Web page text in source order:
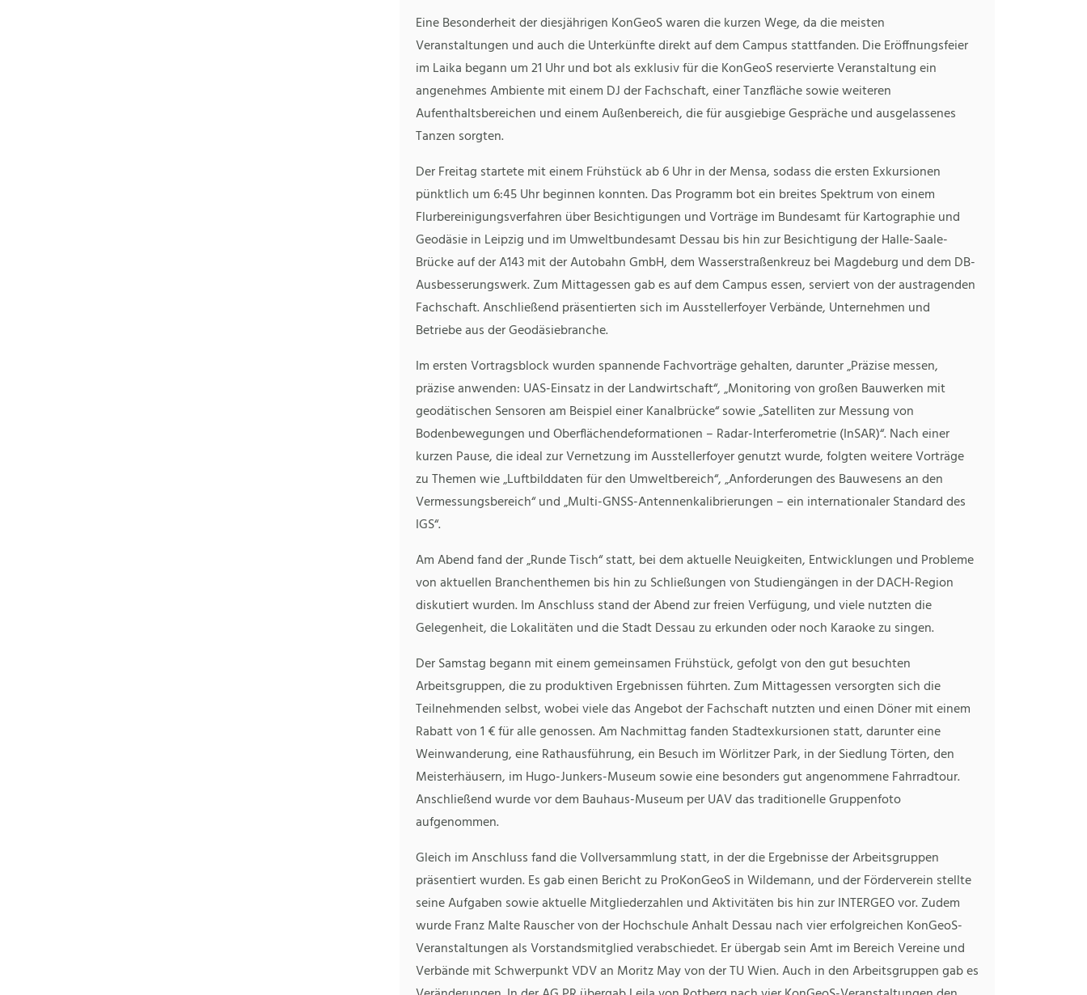
Eine Besonderheit der diesjährigen KonGeoS waren die kurzen Wege, da die meisten
Veranstaltungen und auch die Unterkünfte direkt auf dem Campus stattfanden. Die Eröffnungsfeier
im Laika begann um 21 Uhr und bot als exklusiv für die KonGeoS reservierte Veranstaltung ein
angenehmes Ambiente mit einem DJ der Fachschaft, einer Tanzfläche sowie weiteren
Aufenthaltsbereichen und einem Außenbereich, die für ausgiebige Gespräche und ausgelassenes
Tanzen sorgten.
Der Freitag startete mit einem Frühstück ab 6 Uhr in der Mensa, sodass die ersten Exkursionen
pünktlich um 6:45 Uhr beginnen konnten. Das Programm bot ein breites Spektrum von einem
Flurbereinigungsverfahren über Besichtigungen und Vorträge im Bundesamt für Kartographie und
Geodäsie in Leipzig und im Umweltbundesamt Dessau bis hin zur Besichtigung der Halle-Saale-
Brücke auf der A143 mit der Autobahn GmbH, dem Wasserstraßenkreuz bei Magdeburg und dem DB-
Ausbesserungswerk. Zum Mittagessen gab es auf dem Campus essen, serviert von der austragenden
Fachschaft. Anschließend präsentierten sich im Ausstellerfoyer Verbände, Unternehmen und
Betriebe aus der Geodäsiebranche.
Im ersten Vortragsblock wurden spannende Fachvorträge gehalten, darunter „Präzise messen,
präzise anwenden: UAS-Einsatz in der Landwirtschaft“, „Monitoring von großen Bauwerken mit
geodätischen Sensoren am Beispiel einer Kanalbrücke“ sowie „Satelliten zur Messung von
Bodenbewegungen und Oberflächendeformationen – Radar-Interferometrie (InSAR)“. Nach einer
kurzen Pause, die ideal zur Vernetzung im Ausstellerfoyer genutzt wurde, folgten weitere Vorträge
zu Themen wie „Luftbilddaten für den Umweltbereich“, „Anforderungen des Bauwesens an den
Vermessungsbereich“ und „Multi-GNSS-Antennenkalibrierungen – ein internationaler Standard des
IGS“.
Am Abend fand der „Runde Tisch“ statt, bei dem aktuelle Neuigkeiten, Entwicklungen und Probleme
von aktuellen Branchenthemen bis hin zu Schließungen von Studiengängen in der DACH-Region
diskutiert wurden. Im Anschluss stand der Abend zur freien Verfügung, und viele nutzten die
Gelegenheit, die Lokalitäten und die Stadt Dessau zu erkunden oder noch Karaoke zu singen.
Der Samstag begann mit einem gemeinsamen Frühstück, gefolgt von den gut besuchten
Arbeitsgruppen, die zu produktiven Ergebnissen führten. Zum Mittagessen versorgten sich die
Teilnehmenden selbst, wobei viele das Angebot der Fachschaft nutzten und einen Döner mit einem
Rabatt von 1 € für alle genossen. Am Nachmittag fanden Stadtexkursionen statt, darunter eine
Weinwanderung, eine Rathausführung, ein Besuch im Wörlitzer Park, in der Siedlung Törten, den
Meisterhäusern, im Hugo-Junkers-Museum sowie eine besonders gut angenommene Fahrradtour.
Anschließend wurde vor dem Bauhaus-Museum per UAV das traditionelle Gruppenfoto
aufgenommen.
Gleich im Anschluss fand die Vollversammlung statt, in der die Ergebnisse der Arbeitsgruppen
präsentiert wurden. Es gab einen Bericht zu ProKonGeoS in Wildemann, und der Förderverein stellte
seine Aufgaben sowie aktuelle Mitgliederzahlen und Aktivitäten bis hin zur INTERGEO vor. Zudem
wurde Franz Malte Rauscher von der Hochschule Anhalt Dessau nach vier erfolgreichen KonGeoS-
Veranstaltungen als Vorstandsmitglied verabschiedet. Er übergab sein Amt im Bereich Vereine und
Verbände mit Schwerpunkt VDV an Moritz May von der TU Wien. Auch in den Arbeitsgruppen gab es